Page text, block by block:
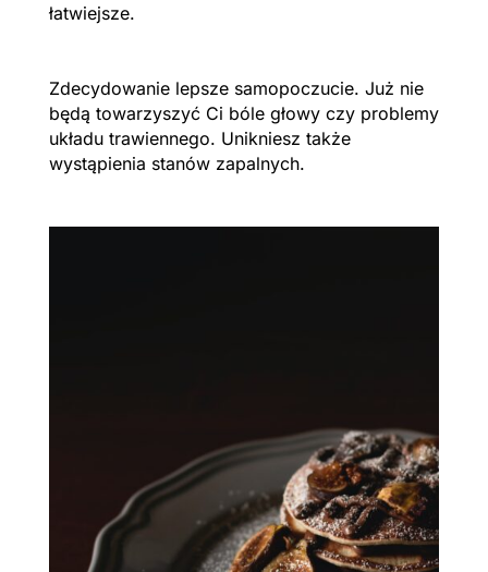
łatwiejsze.
Zdecydowanie lepsze samopoczucie. Już nie
będą towarzyszyć Ci bóle głowy czy problemy
układu trawiennego. Unikniesz także
wystąpienia stanów zapalnych.